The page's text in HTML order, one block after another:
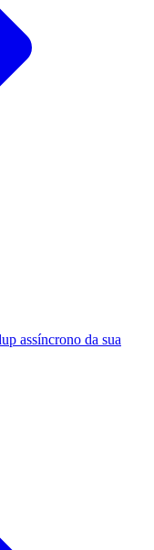
assíncrono da sua